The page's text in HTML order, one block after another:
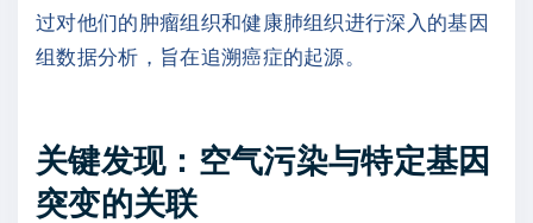
过对他们的肿瘤组织和健康肺组织进行深入的基因
组数据分析，旨在追溯癌症的起源。
关键发现：空气污染与特定基因
突变的关联